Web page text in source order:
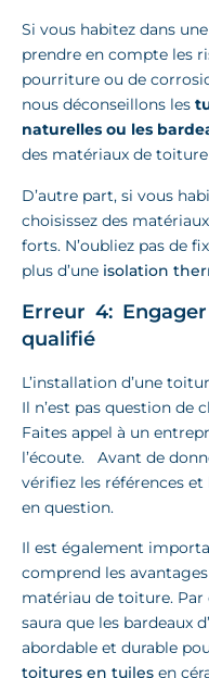
Si vous habitez dans
prendre en compte les
pourriture ou de
nous déconseillons les
naturelles ou les
des matériaux de
D’autre part, si vous
choisissez des
forts. N’oubliez pas de
plus d’une isolation
Erreur 4:
qualifié
L’installation d’une
Il n’est pas question de
Faites appel à un
l’écoute. Avant de
vérifiez les références
en question.
Il est également
comprend les
matériau de toiture.
saura que les bardeaux
abordable et durable
toitures en tuiles en